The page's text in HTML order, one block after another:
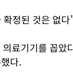
정된 것은 없
료기기를 꼽았
다.